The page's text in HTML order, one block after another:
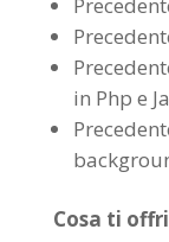
in Php e
Cosa ti